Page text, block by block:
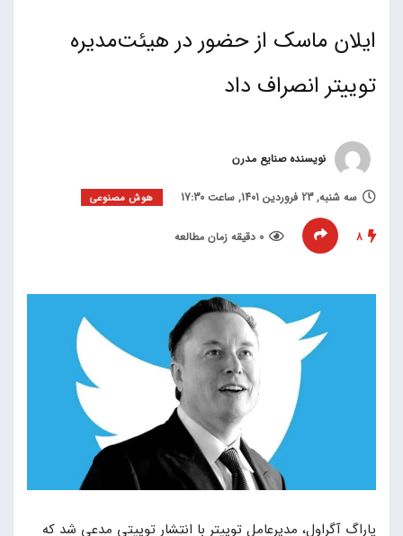
ایلان ماسک از حضور در هیئت‌مدیره
توییتر انصراف داد
نویسنده صنایع مدرن
سه شنبه, 23 فروردین 1401, ساعت 17:30 هوش مصنوعی
8 0 دقیقه زمان مطالعه
پاراگ آگراول، مدیرعامل توییتر با انتشار توییتی مدعی شد که